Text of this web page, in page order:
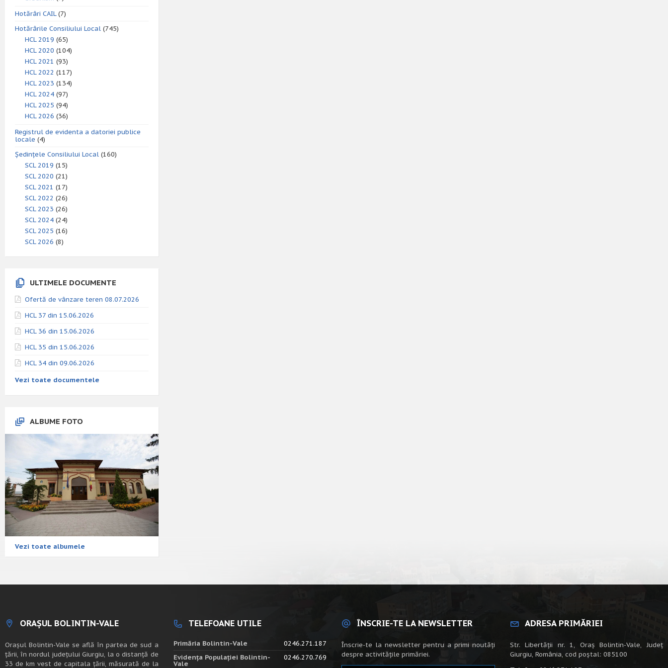
Hotărâri CAIL(7)
Hotărârile Consiliului Local (745)
HCL 2019 (65)
HCL 2020 (104)
HCL 2021 (93)
HCL 2022 (117)
HCL 2023 (134)
HCL 2024 (97)
HCL 2025 (94)
HCL 2026 (36)
Registrul de evidenta a datoriei publice
locale (4)
Ședințele Consiliului Local (160)
SCL 2019 (15)
SCL 2020 (21)
SCL 2021 (17)
SCL 2022 (26)
SCL 2023 (26)
SCL 2024 (24)
SCL 2025 (16)
SCL 2026 (8)
ULTIMELE DOCUMENTE
Ofertă de vânzare teren 08.07.2026
HCL 37 din 15.06.2026
HCL 36 din 15.06.2026
HCL 35 din 15.06.2026
HCL 34 din 09.06.2026
Vezi toate documentele
ALBUME FOTO
Vezi toate albumele
ORAȘUL BOLINTIN-VALE
Oraşul Bolintin-Vale se află în partea de sud a
ţării, în nordul judeţului Giurgiu, la o distanţă de
33 de km vest de capitala țării, măsurată de la
TELEFOANE UTILE
Primăria Bolintin-Vale
0246.271.187
Evidența Populației Bolintin-
Vale
0246.270.769
ÎNSCRIE-TE LA NEWSLETTER
Înscrie-te la newsletter pentru a primi noutăți
despre activitățile primăriei.
ADRESA PRIMĂRIEI
Str. Libertății nr. 1, Oraș Bolintin-Vale, Județ
Giurgiu, România, cod poștal: 085100